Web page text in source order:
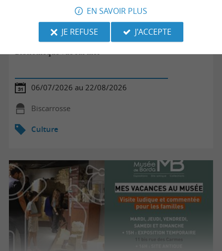
Bibliothèque vue sur mer
06/07/2026 au 22/08/2026
Biscarrosse
Culture
EN SAVOIR PLUS
JE REFUSE
J'ACCEPTE